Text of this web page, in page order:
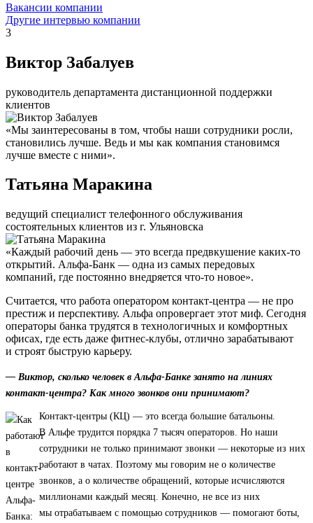
Вакансии компании
Другие интервью компании
3
Виктор Забалуев
руководитель департамента дистанционной поддержки
клиентов
«Мы заинтересованы в том, чтобы наши сотрудники росли,
становились лучше. Ведь и мы как компания становимся
лучше вместе с ними».
Татьяна Маракина
ведущий специалист телефонного обслуживания
состоятельных клиентов из г. Ульяновска
«Каждый рабочий день — это всегда предвкушение каких-то
открытий. Альфа-Банк — одна из самых передовых
компаний, где постоянно внедряется что-то новое».
Считается, что работа оператором контакт-центра — не про
престиж и перспективу. Альфа опровергает этот миф. Сегодня
операторы банка трудятся в технологичных и комфортных
офисах, где есть даже фитнес-клубы, отлично зарабатывают
и строят быструю карьеру.
— Виктор, сколько человек в Альфа-Банке занято на линиях
контакт-центра? Как много звонков они принимают?
Контакт-центры (КЦ) — это всегда большие батальоны.
В Альфе трудится порядка 7 тысяч операторов. Но наши
сотрудники не только принимают звонки — некоторые из них
работают в чатах. Поэтому мы говорим не о количестве
звонков, а о количестве обращений, которые исчисляются
миллионами каждый месяц. Конечно, не все из них
мы отрабатываем с помощью сотрудников — помогают боты,